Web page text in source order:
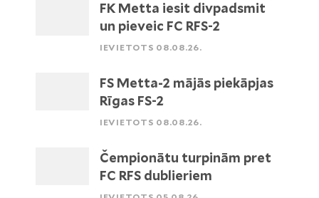
FK Metta iesit divpadsmit
un pieveic FC RFS-2
IEVIETOTS 08.08.26.
FS Metta-2 mājās piekāpjas
Rīgas FS-2
IEVIETOTS 08.08.26.
Čempionātu turpinām pret
FC RFS dublieriem